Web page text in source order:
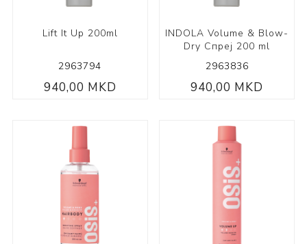
Lift It Up 200ml
2963794
940,00 MKD
INDOLA Volume & Blow-
Dry Спреј 200 ml
2963836
940,00 MKD